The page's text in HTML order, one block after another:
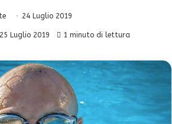
24 Luglio 2019
Luglio 2019 1 minuto di lettura